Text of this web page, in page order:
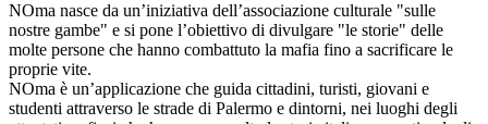
NOma nasce da un’iniziativa dell’associazione culturale "sulle
nostre gambe" e si pone l’obiettivo di divulgare "le storie" delle
molte persone che hanno combattuto la mafia fino a sacrificare le
proprie vite.
NOma è un’applicazione che guida cittadini, turisti, giovani e
studenti attraverso le strade di Palermo e dintorni, nei luoghi degli